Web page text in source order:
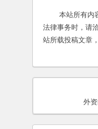
本站所有内容
法律事务时，请
站所载投稿文章
外